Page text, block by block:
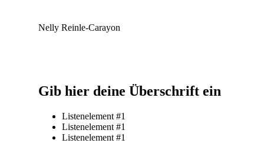
Nelly Reinle-Carayon
Gib hier deine Überschrift ein
Listenelement #1
Listenelement #1
Listenelement #1